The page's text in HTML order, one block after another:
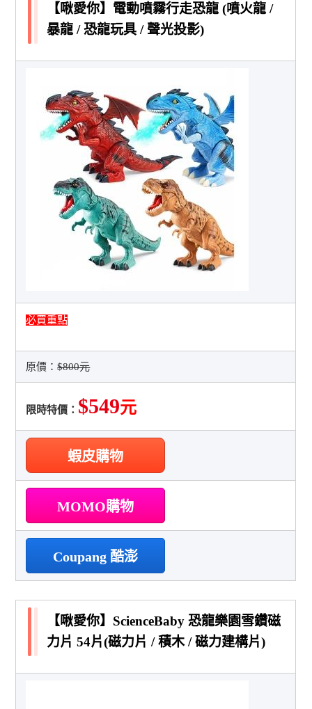
【啾愛你】電動噴霧行走恐龍 (噴火龍 /
暴龍 / 恐龍玩具 / 聲光投影)
必買重點
原價：$800元
限時特價： $549元
蝦皮購物
MOMO購物
Coupang 酷澎
【啾愛你】ScienceBaby 恐龍樂園雪鑽磁
力片 54片(磁力片 / 積木 / 磁力建構片)